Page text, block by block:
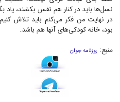
نسل‌ها باید در کنار هم نفس بکشند، یاد
در نهایت من فکر می‌کنم باید تلاش
بود، خانه کودکی‌های آنها هم باشد.
منبع: روزنامه جوان